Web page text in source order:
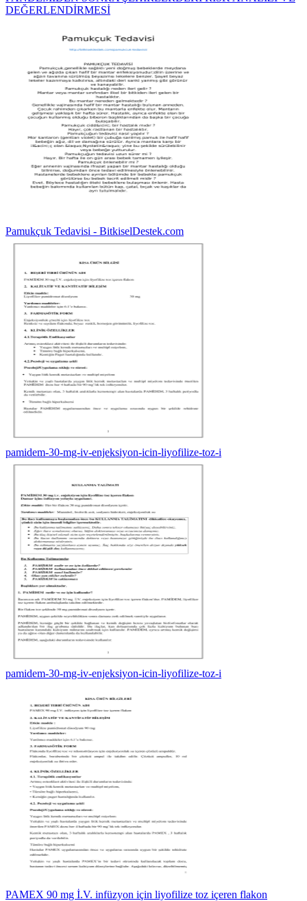
DEĞERLENDİRMESİ
Pamukçuk Tedavisi - BitkiselDestek.com
pamidem-30-mg-iv-enjeksiyon-icin-liyofilize-toz-i
pamidem-30-mg-iv-enjeksiyon-icin-liyofilize-toz-i
PAMEX 90 mg İ.V. infüzyon için liyofilize toz içeren flakon